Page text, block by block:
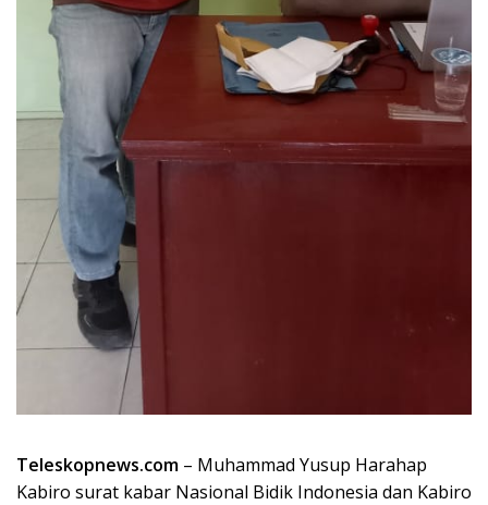
Teleskopnews.com – Muhammad Yusup Harahap
Kabiro surat kabar Nasional Bidik Indonesia dan Kabiro